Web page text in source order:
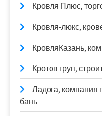
Кровля Плюс,
Кровля-люкс,
КровляКазань,
Кротов груп,
Ладога, компания
бань